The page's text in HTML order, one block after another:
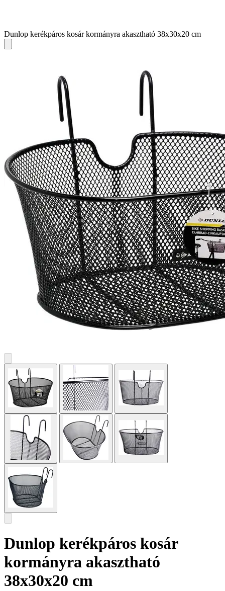
Dunlop kerékpáros kosár kormányra akasztható 38x30x20 cm
Dunlop kerékpáros kosár
kormányra akasztható
38x30x20 cm